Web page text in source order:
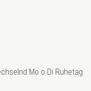
Mo o Di Ruhetag